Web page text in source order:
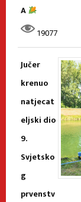
A
19077
Jučer
krenuo
natjecat
eljski dio
9.
Svjetsko
g
prvenstv